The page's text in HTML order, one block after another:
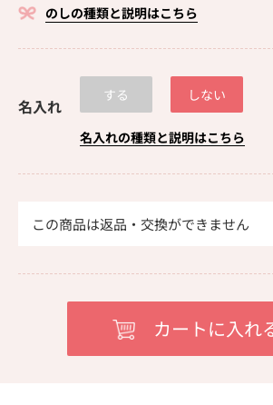
のしの種類と説明はこちら
名入れ
する しない
名入れの種類と説明はこちら
この商品は返品・交換ができません